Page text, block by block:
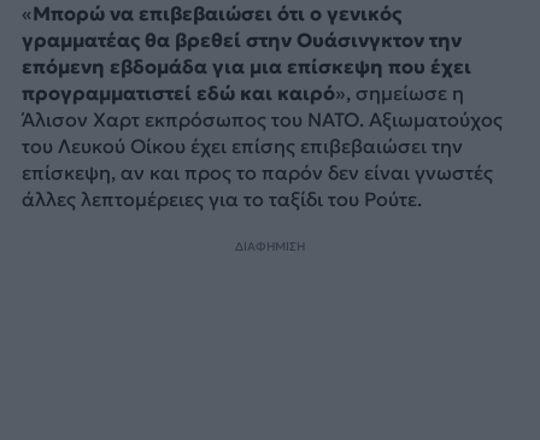
«Μπορώ να επιβεβαιώσει ότι ο γενικός
γραμματέας θα βρεθεί στην Ουάσινγκτον την
επόμενη εβδομάδα για μια επίσκεψη που έχει
προγραμματιστεί εδώ και καιρό», σημείωσε η
Άλισον Χαρτ εκπρόσωπος του NATO. Αξιωματούχος
του Λευκού Οίκου έχει επίσης επιβεβαιώσει την
επίσκεψη, αν και προς το παρόν δεν είναι γνωστές
άλλες λεπτομέρειες για το ταξίδι του Ρούτε.
ΔΙΑΦΗΜΙΣΗ